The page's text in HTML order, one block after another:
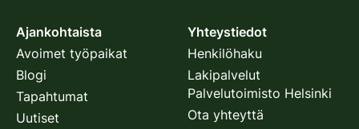
Ajankohtaista
Avoimet työpaikat
Blogi
Tapahtumat
Uutiset
Yhteystiedot
Henkilöhaku
Lakipalvelut
Palvelutoimisto Helsinki
Ota yhteyttä